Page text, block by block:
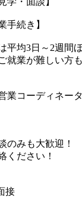
手続き】
均3日～2週間
就業が難しい方
業コーディネー
のみも大歓迎！
ください！
接